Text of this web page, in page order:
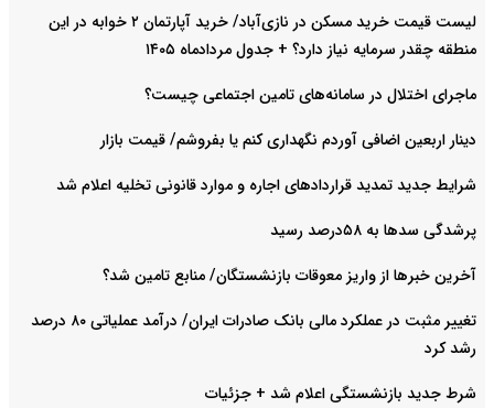
لیست قیمت خرید مسکن در نازی‌آباد/ خرید آپارتمان ۲ خوابه در این
منطقه چقدر سرمایه نیاز دارد؟ + جدول مردادماه ۱۴۰۵
ماجرای اختلال در سامانه‌های تامین اجتماعی چیست؟
دینار اربعین اضافی آوردم نگهداری کنم یا بفروشم/ قیمت بازار
شرایط جدید تمدید قراردادهای اجاره و موارد قانونی تخلیه اعلام شد
پرشدگی سدها به ۵۸درصد رسید
آخرین خبرها از واریز معوقات بازنشستگان/ منابع تامین شد؟
تغییر مثبت در عملکرد مالی بانک صادرات ایران/ درآمد عملیاتی ۸۰ درصد
رشد کرد
شرط جدید بازنشستگی اعلام شد + جزئیات